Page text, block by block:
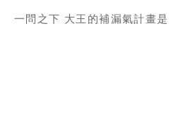
一問之下 大王的補漏氣計畫是